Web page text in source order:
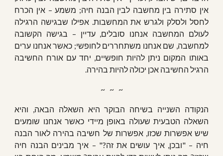
אין סתירה בין מחשבה לבין הבנה חיה; משמע – אין הכרח
לחסל ולסלק ולגרש את המחשבות. אפילו שבגישה הרגילה
לעולם המחשבה אנחנו סובלים, עדיין – בגישה הקשובה
למחשבה, שם אנחנו משתחררים לחופשי; כאשר אנחנו ערים
באותו המקום ניתן להיות חופשיים, יחד עם אורח החשיבה
הרגיל החשיבה אכן יכולה להיות בהירה.
~   ~   ~
הנקודה השנייה בשיחה הבוקר היא השאלה הבאה, והיא
השאלה הטבעית שעולה באופן מיידי כאשר אנחנו שומעים
שיש אפשרות שכזו, אפשרות של חשיבה בהירה לאור הבנה
חיה – "ובכן, איך עושים את זה?" – איך מבינים הבנה חיה